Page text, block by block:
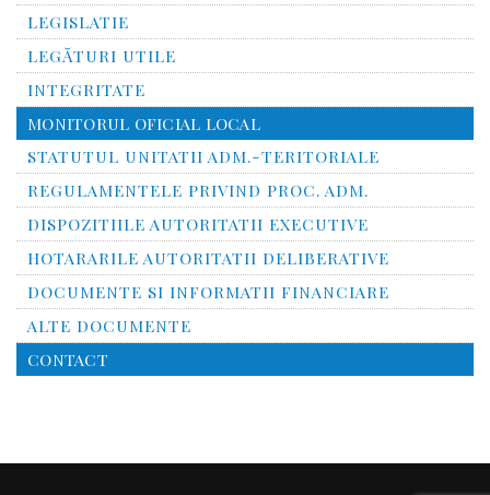
LEGISLATIE
LEGĂTURI UTILE
INTEGRITATE
MONITORUL OFICIAL LOCAL
STATUTUL UNITATII ADM.-TERITORIALE
REGULAMENTELE PRIVIND PROC. ADM.
DISPOZITIILE AUTORITATII EXECUTIVE
HOTARARILE AUTORITATII DELIBERATIVE
DOCUMENTE SI INFORMATII FINANCIARE
ALTE DOCUMENTE
CONTACT